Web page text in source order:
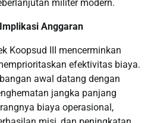
militer modern.
Anggaran
Koopsud III mencerminkan
efektivitas biaya.
awal datang dengan
jangka panjang
biaya operasional,